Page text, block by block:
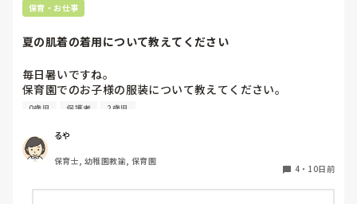
保育・お仕事
夏の肌着の着用について教えてください
毎日暑いですね。
保育園でのお子様の服装について教えてください。
ですが、4月から新しい園で勤務開始したところ、肌着を着
ていませんでした。
以前は夏も汗を吸わせるために肌着は必要ですと保護者に説
ちをみていると、肌着がないほうが涼しそうです。
0歳児 保護者 2歳児
るや
保育士, 幼稚園教諭, 保育園
4・ 10日前